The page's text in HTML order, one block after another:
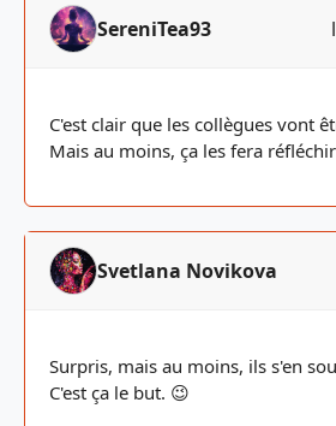
SereniTea93
C'est clair que les collègues vont
Mais au moins, ça les fera
Svetlana Novikova
Surpris, mais au moins, ils s'en
C'est ça le but. 😉